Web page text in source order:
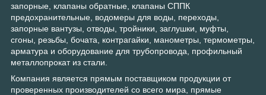
запорные, клапаны обратные, клапаны СППК
предохранительные, водомеры для воды, переходы,
запорные вантузы, отводы, тройники, заглушки, муфты,
сгоны, резьбы, бочата, контрагайки, манометры, термометры,
арматура и оборудование для трубопровода, профильный
металлопрокат из стали.
Компания является прямым поставщиком продукции от
проверенных производителей со всего мира, прямые